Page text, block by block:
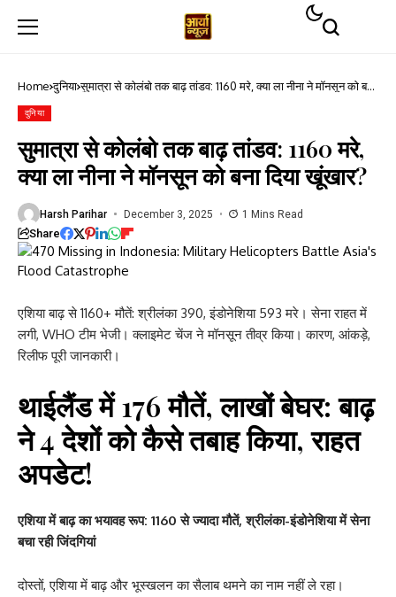
Home दुनिया सुमात्रा से कोलंबो तक बाढ़ तांडव: 1160 मरे, क्या ला नीना ने मॉनसून को बना
दुनिया
सुमात्रा से कोलंबो तक बाढ़ तांडव: 1160 मरे,
क्या ला नीना ने मॉनसून को बना दिया खूंखार?
Harsh Parihar December 3, 2025 1 Mins Read
Share
एशिया बाढ़ से 1160+ मौतें: श्रीलंका 390, इंडोनेशिया 593 मरे। सेना राहत में
लगी, WHO टीम भेजी। क्लाइमेट चेंज ने मॉनसून तीव्र किया। कारण, आंकड़े,
रिलीफ पूरी जानकारी।
थाईलैंड में 176 मौतें, लाखों बेघर: बाढ़
ने 4 देशों को कैसे तबाह किया, राहत
अपडेट!
एशिया में बाढ़ का भयावह रूप: 1160 से ज्यादा मौतें, श्रीलंका-इंडोनेशिया में सेना
बचा रही जिंदगियां
दोस्तों, एशिया में बाढ़ और भूस्खलन का सैलाब थमने का नाम नहीं ले रहा।